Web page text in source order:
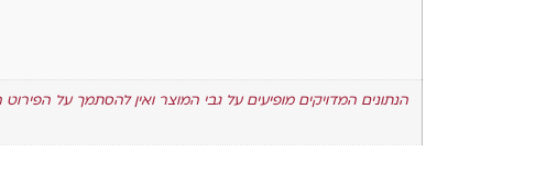
הנתונים המדויקים מופיעים על גבי המוצר ואין להסתמך על